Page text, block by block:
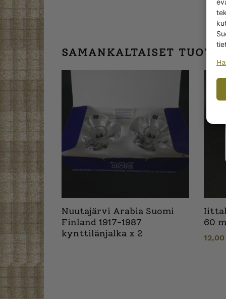
SAMANKALTAISET
Nuutajärvi Arabia Suomi
Finland 1917-1987
kynttilänjalka x 2
60